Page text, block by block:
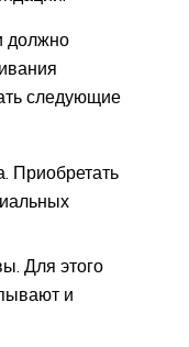
должно
следующие
Приобретать
Для этого
и